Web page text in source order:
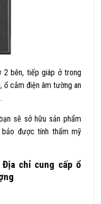
2 bên, tiếp giáp ở trong
ổ cắm điện âm tường an
sẽ sở hữu sản phẩm
được tính thẩm mỹ
Địa chỉ cung cấp ổ